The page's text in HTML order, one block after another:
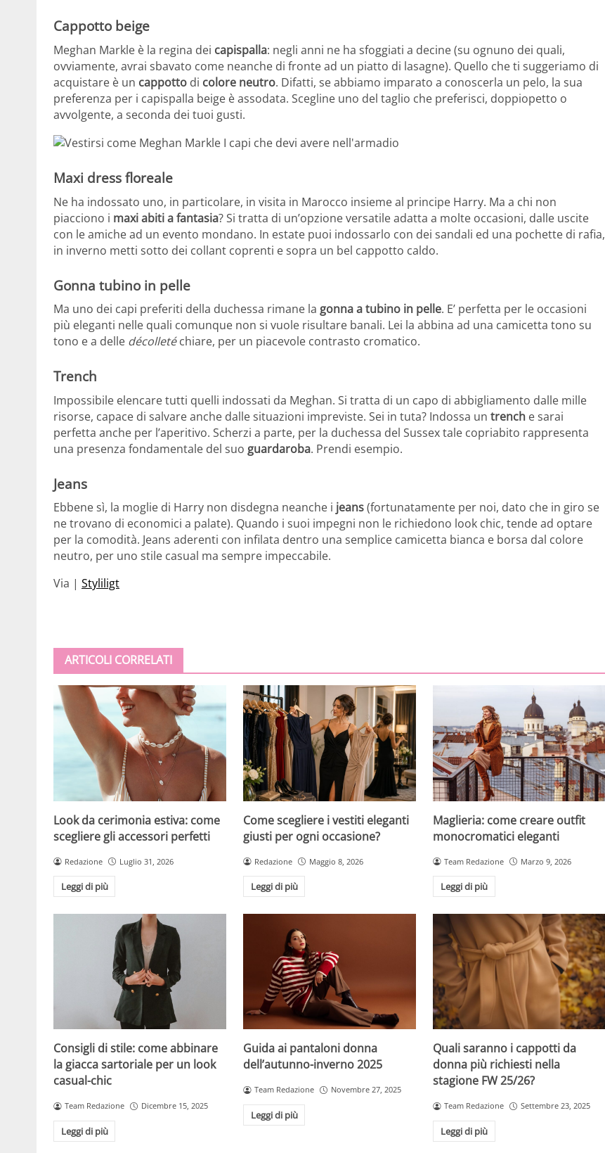
Cappotto beige
Meghan Markle è la regina dei capispalla: negli anni ne ha sfoggiati a decine (su ognuno dei quali,
ovviamente, avrai sbavato come neanche di fronte ad un piatto di lasagne). Quello che ti suggeriamo di
acquistare è un cappotto di colore neutro. Difatti, se abbiamo imparato a conoscerla un pelo, la sua
preferenza per i capispalla beige è assodata. Scegline uno del taglio che preferisci, doppiopetto o
avvolgente, a seconda dei tuoi gusti.
Maxi dress floreale
Ne ha indossato uno, in particolare, in visita in Marocco insieme al principe Harry. Ma a chi non
piacciono i maxi abiti a fantasia? Si tratta di un’opzione versatile adatta a molte occasioni, dalle uscite
con le amiche ad un evento mondano. In estate puoi indossarlo con dei sandali ed una pochette di rafia,
in inverno metti sotto dei collant coprenti e sopra un bel cappotto caldo.
Gonna tubino in pelle
Ma uno dei capi preferiti della duchessa rimane la gonna a tubino in pelle. E’ perfetta per le occasioni
più eleganti nelle quali comunque non si vuole risultare banali. Lei la abbina ad una camicetta tono su
tono e a delle décolletéchiare, per un piacevole contrasto cromatico.
Trench
Impossibile elencare tutti quelli indossati da Meghan. Si tratta di un capo di abbigliamento dalle mille
risorse, capace di salvare anche dalle situazioni impreviste. Sei in tuta? Indossa un trench e sarai
perfetta anche per l’aperitivo. Scherzi a parte, per la duchessa del Sussex tale copriabito rappresenta
una presenza fondamentale del suo guardaroba. Prendi esempio.
Jeans
Ebbene sì, la moglie di Harry non disdegna neanche i jeans(fortunatamente per noi, dato che in giro se
ne trovano di economici a palate). Quando i suoi impegni non le richiedono look chic, tende ad optare
per la comodità. Jeans aderenti con infilata dentro una semplice camicetta bianca e borsa dal colore
neutro, per uno stile casual ma sempre impeccabile.
Via | Styliligt
ARTICOLI CORRELATI
Look da cerimonia estiva: come
scegliere gli accessori perfetti
Redazione Luglio 31, 2026
Leggi di più
Come scegliere i vestiti eleganti
giusti per ogni occasione?
Redazione Maggio 8, 2026
Leggi di più
Maglieria: come creare outfit
monocromatici eleganti
Team Redazione Marzo 9, 2026
Leggi di più
Consigli di stile: come abbinare
la giacca sartoriale per un look
casual-chic
Team Redazione Dicembre 15, 2025
Leggi di più
Guida ai pantaloni donna
dell’autunno-inverno 2025
Team Redazione Novembre 27, 2025
Leggi di più
Quali saranno i cappotti da
donna più richiesti nella
stagione FW 25/26?
Team Redazione Settembre 23, 2025
Leggi di più